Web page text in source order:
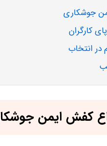
جوشکاری
کارگران
انتخاب
کفش ایمن